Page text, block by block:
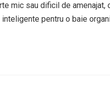
mic sau dificil de
pentru o baie